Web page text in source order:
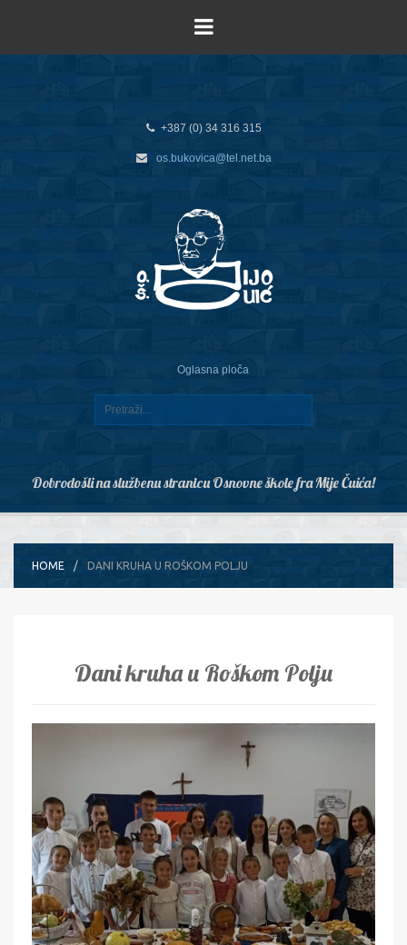
+387 (0) 34 316 315
os.bukovica@tel.net.ba
Oglasna ploča
Dobrodošli na službenu stranicu Osnovne škole fra Mije Čuića!
HOME DANI KRUHA U ROŠKOM POLJU
Dani kruha u Roškom Polju